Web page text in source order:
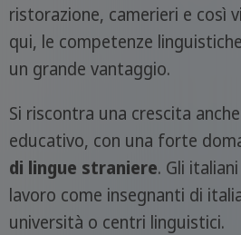
ristorazione, camerieri e così
qui, le competenze
un grande vantaggio.
Si riscontra una crescita
educativo, con una forte
di lingue straniere. Gli
lavoro come insegnanti di
università o centri linguistici.